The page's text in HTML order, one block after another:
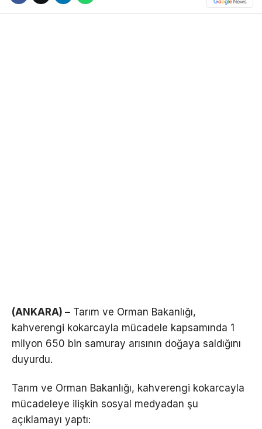
(ANKARA) – Tarım ve Orman Bakanlığı,
kahverengi kokarcayla mücadele kapsamında 1
milyon 650 bin samuray arısının doğaya saldığını
duyurdu.
Tarım ve Orman Bakanlığı, kahverengi kokarcayla
mücadeleye ilişkin sosyal medyadan şu
açıklamayı yaptı: